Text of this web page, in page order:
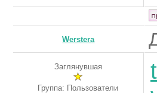
Werstera
Заглянувшая
Группа: Пользователи